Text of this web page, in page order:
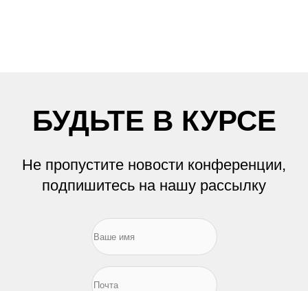
БУДЬТЕ В КУРСЕ
Не пропустите новости конференции,
подпишитесь на нашу рассылку